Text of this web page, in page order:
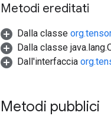
Metodi ereditati
Dalla classe
Dalla classe
Dall'interfaccia
Metodi pubblici